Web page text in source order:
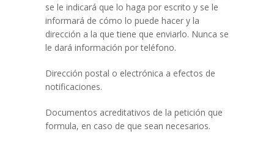
se le indicará que lo haga por escrito y se le
informará de cómo lo puede hacer y la
dirección a la que tiene que enviarlo. Nunca se
le dará información por teléfono.
Dirección postal o electrónica a efectos de
notificaciones.
Documentos acreditativos de la petición que
formula, en caso de que sean necesarios.